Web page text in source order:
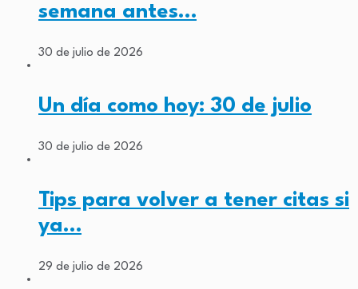
semana antes…
30 de julio de 2026
Un día como hoy: 30 de julio
30 de julio de 2026
Tips para volver a tener citas si
ya…
29 de julio de 2026